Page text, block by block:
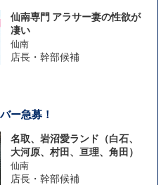
仙南専門 アラサー妻の性欲が
凄い
仙南
店長・幹部候補
ー急募！
名取、岩沼愛ランド（白石、
大河原、村田、亘理、角田）
仙南
店長・幹部候補